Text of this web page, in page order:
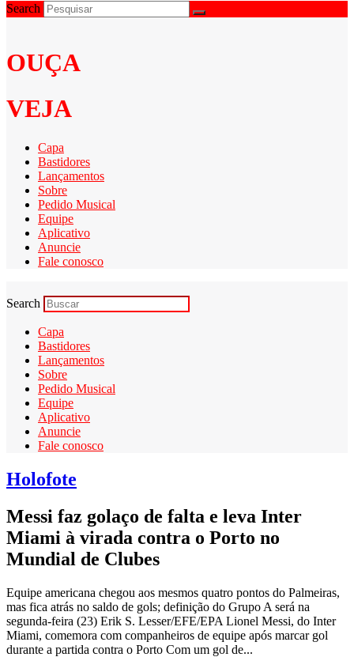
Search
OUÇA
VEJA
Capa
Bastidores
Lançamentos
Sobre
Pedido Musical
Equipe
Aplicativo
Anuncie
Fale conosco
Search
Capa
Bastidores
Lançamentos
Sobre
Pedido Musical
Equipe
Aplicativo
Anuncie
Fale conosco
Holofote
Messi faz golaço de falta e leva Inter
Miami à virada contra o Porto no
Mundial de Clubes
Equipe americana chegou aos mesmos quatro pontos do Palmeiras,
mas fica atrás no saldo de gols; definição do Grupo A será na
segunda-feira (23) Erik S. Lesser/EFE/EPA Lionel Messi, do Inter
Miami, comemora com companheiros de equipe após marcar gol
durante a partida contra o Porto Com um gol de...